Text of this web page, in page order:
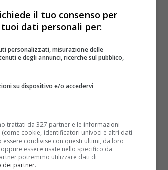
il tuo consenso per
dati personali per:
personalizzati, misurazione delle
e degli annunci, ricerche sul pubblico,
su dispositivo e/o accedervi
trattati da 327 partner e le informazioni
cookie, identificatori univoci e altri dati
condivise con questi ultimi, da loro
essere usate nello specifico da
potremmo utilizzare dati di
dei partner.